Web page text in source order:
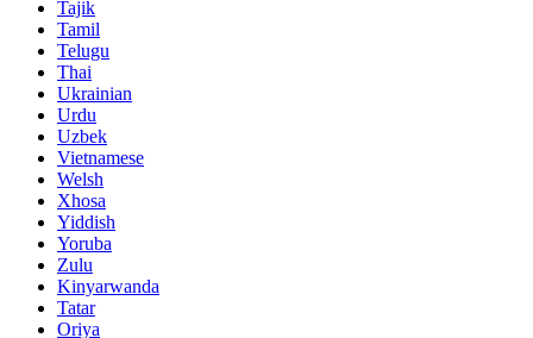
Tajik
Tamil
Telugu
Thai
Ukrainian
Urdu
Uzbek
Vietnamese
Welsh
Xhosa
Yiddish
Yoruba
Zulu
Kinyarwanda
Tatar
Oriya